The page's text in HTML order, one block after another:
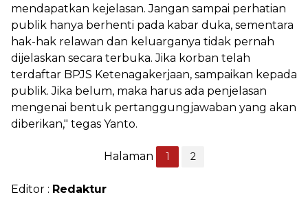
mendapatkan kejelasan. Jangan sampai perhatian
publik hanya berhenti pada kabar duka, sementara
hak-hak relawan dan keluarganya tidak pernah
dijelaskan secara terbuka. Jika korban telah
terdaftar BPJS Ketenagakerjaan, sampaikan kepada
publik. Jika belum, maka harus ada penjelasan
mengenai bentuk pertanggungjawaban yang akan
diberikan," tegas Yanto.
Halaman 1 2
Editor : Redaktur